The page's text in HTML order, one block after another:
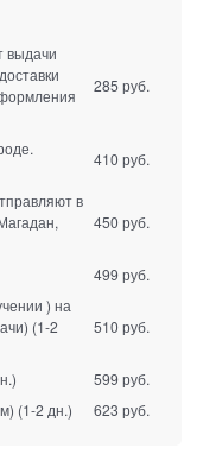
285 руб.
410 руб.
в
450 руб.
499 руб.
) на
(1-2
510 руб.
599 руб.
(1-2 дн.) 623 руб.